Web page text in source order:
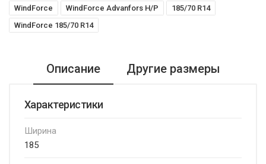
WindForce WindForce Advanfors H/P
185/70 R14
WindForce 185/70 R14
Описание Другие размеры
Характеристики
Ширина
185